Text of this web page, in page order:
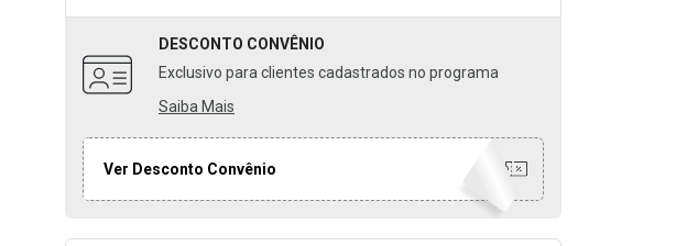
DESCONTO CONVÊNIO
Exclusivo para clientes cadastrados no programa
Saiba Mais
Ver Desconto Convênio